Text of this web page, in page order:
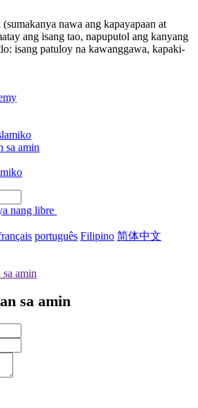
nawa ang kapayapaan at
ang isang tao, napuputol ang kanyang
isang patuloy na kawanggawa, kapaki-
sa amin
nang libre
português Filipino 简体中文
amin
sa amin